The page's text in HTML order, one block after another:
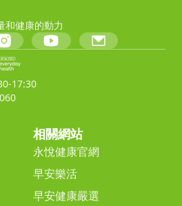
和健康的動力
17:30
相關網站
永悅健康官網
早安樂活
早安健康嚴選